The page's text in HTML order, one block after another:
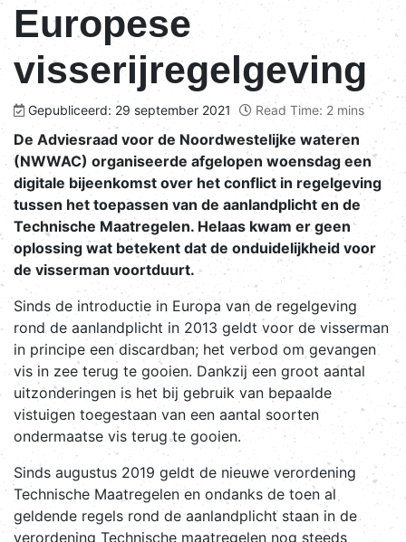
Europese
visserijregelgeving
Gepubliceerd: 29 september 2021 Read Time: 2 mins
De Adviesraad voor de Noordwestelijke wateren
(NWWAC) organiseerde afgelopen woensdag een
digitale bijeenkomst over het conflict in regelgeving
tussen het toepassen van de aanlandplicht en de
Technische Maatregelen. Helaas kwam er geen
oplossing wat betekent dat de onduidelijkheid voor
de visserman voortduurt.
Sinds de introductie in Europa van de regelgeving
rond de aanlandplicht in 2013 geldt voor de visserman
in principe een discardban; het verbod om gevangen
vis in zee terug te gooien. Dankzij een groot aantal
uitzonderingen is het bij gebruik van bepaalde
vistuigen toegestaan van een aantal soorten
ondermaatse vis terug te gooien.
Sinds augustus 2019 geldt de nieuwe verordening
Technische Maatregelen en ondanks de toen al
geldende regels rond de aanlandplicht staan in de
verordening Technische maatregelen nog steeds